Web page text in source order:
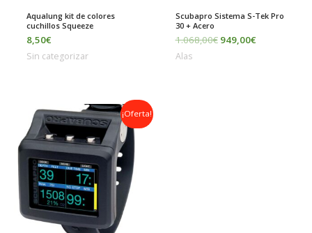
Aqualung kit de colores
cuchillos Squeeze
8,50€
Sin categorizar
Scubapro Sistema S-Tek Pro
30 + Acero
1.068,00€ 949,00€
Alas
¡Oferta!
El
precio
original
era:
690,00€.
El
precio
actual
es:
645,00€.